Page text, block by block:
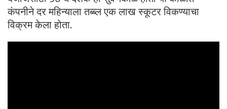
कंपनीने दर महिन्याला तब्ब्ल एक लाख स्कूटर विकण्याचा
विक्रम केला होता.